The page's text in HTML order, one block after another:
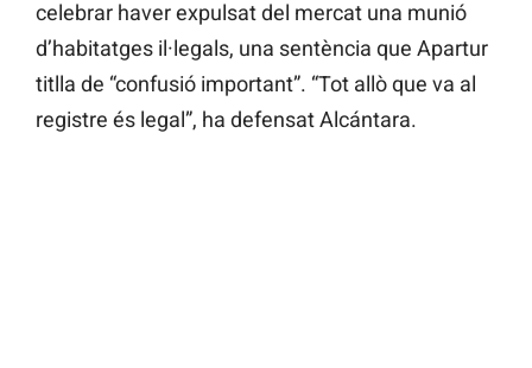
celebrar haver expulsat del mercat una munió
d’habitatges il·legals, una sentència que Apartur
titlla de “confusió important”. “Tot allò que va al
registre és legal”, ha defensat Alcántara.